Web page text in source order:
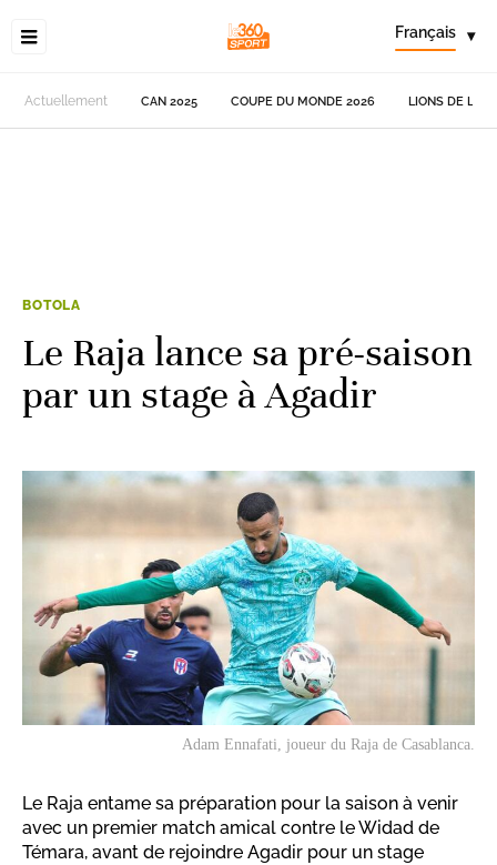
Français ▾
Actuellement CAN 2025 COUPE DU MONDE 2026 LIONS DE
BOTOLA
Le Raja lance sa pré-saison
par un stage à Agadir
Adam Ennafati, joueur du Raja de Casablanca.
Le Raja entame sa préparation pour la saison à venir
avec un premier match amical contre le Widad de
Témara, avant de rejoindre Agadir pour un stage